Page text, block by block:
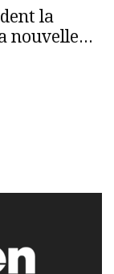
la
nouvelle...